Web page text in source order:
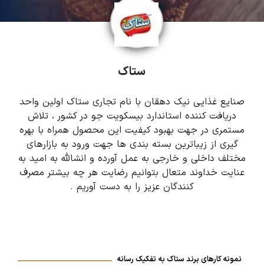
ستاک
صنایع غذایی نیک دهقان با نام تجاری ستاک اولین واحد
دریافت کننده استاندارد بیسکویت جو در کشور ، تلاش
مستمری در جهت بهبود کیفیت این محصول همراه با بهره
گیری از زیباترین بسته بندی ها جهت ورود به بازارهای
مختلف داخلی و خارجی به عمل آورده و انشالله به امید به
عنایت خداوند متعال بتوانیم رضایت هر چه بیشتر مصرف
کنندگان عزیز را به دست آوریم .
نمونه کارهای برند ستاک به تفکیک رسانه